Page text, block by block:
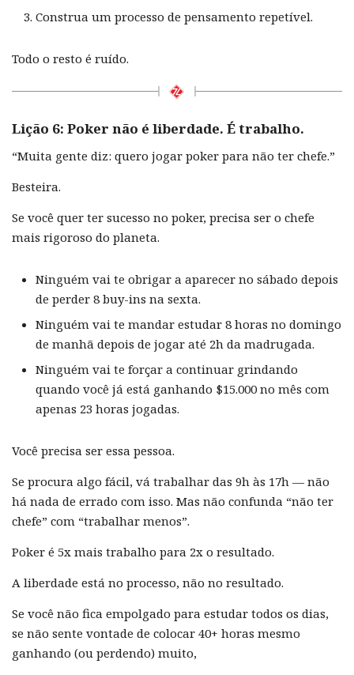
Construa um processo de pensamento repetível.
Todo o resto é ruído.
Lição 6: Poker não é liberdade. É trabalho.
“Muita gente diz: quero jogar poker para não ter chefe.”
Besteira.
Se você quer ter sucesso no poker, precisa ser o chefe
mais rigoroso do planeta.
Ninguém vai te obrigar a aparecer no sábado depois
de perder 8 buy-ins na sexta.
Ninguém vai te mandar estudar 8 horas no domingo
de manhã depois de jogar até 2h da madrugada.
Ninguém vai te forçar a continuar grindando
quando você já está ganhando $15.000 no mês com
apenas 23 horas jogadas.
Você precisa ser essa pessoa.
Se procura algo fácil, vá trabalhar das 9h às 17h — não
há nada de errado com isso. Mas não confunda “não ter
chefe” com “trabalhar menos”.
Poker é 5x mais trabalho para 2x o resultado.
A liberdade está no processo, não no resultado.
Se você não fica empolgado para estudar todos os dias,
se não sente vontade de colocar 40+ horas mesmo
ganhando (ou perdendo) muito,